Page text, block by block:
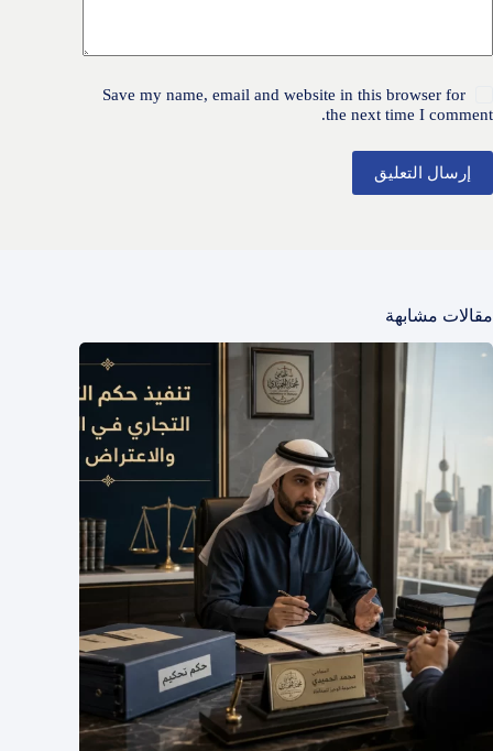
Save my name, email and website in this browser for
the next time I comment.
إرسال التعليق
مقالات مشابهة